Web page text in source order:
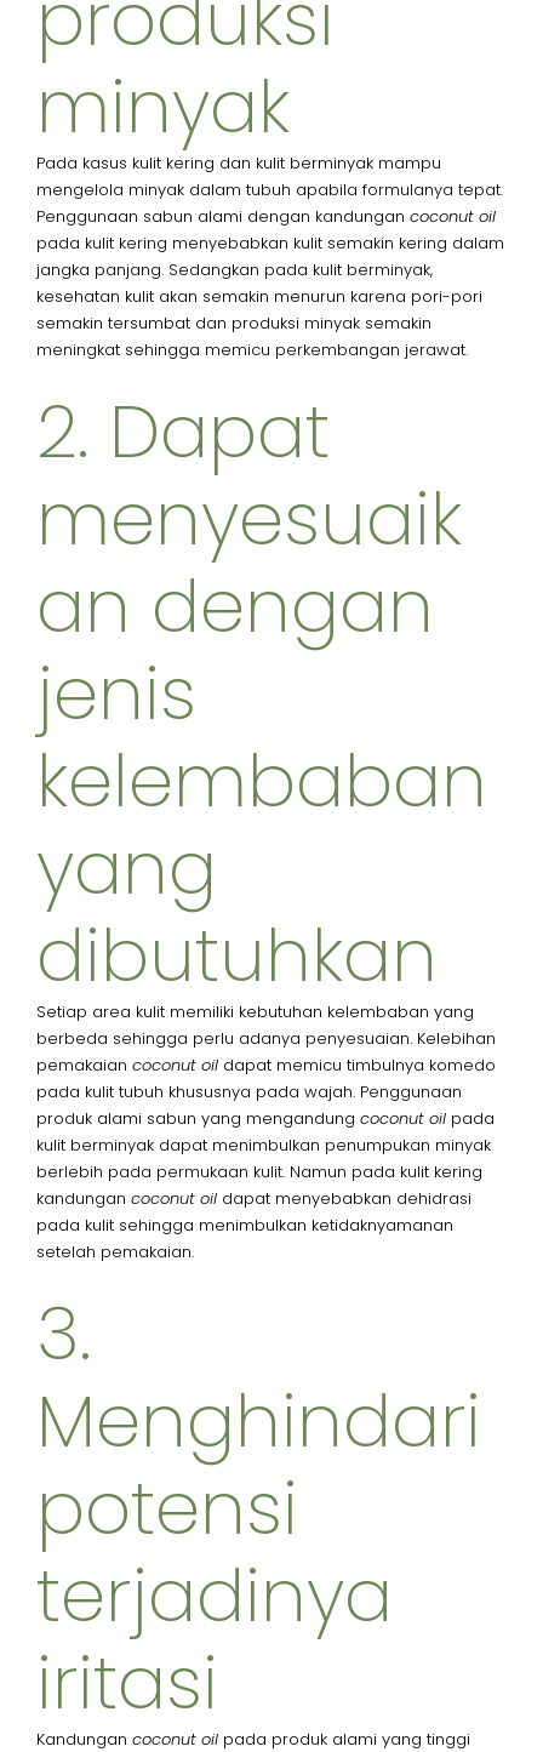
minyak​
Pada kasus kulit kering dan kulit berminyak mampu
mengelola minyak dalam tubuh apabila formulanya tepat.
Penggunaan sabun alami dengan kandungan coconut oil
pada kulit kering menyebabkan kulit semakin kering dalam
jangka panjang. Sedangkan pada kulit berminyak,
kesehatan kulit akan semakin menurun karena pori-pori
semakin tersumbat dan produksi minyak semakin
meningkat sehingga memicu perkembangan jerawat.
2. Dapat
menyesuaik
an dengan
jenis
kelembaban
yang
dibutuhkan​
Setiap area kulit memiliki kebutuhan kelembaban yang
berbeda sehingga perlu adanya penyesuaian. Kelebihan
pemakaian coconut oil dapat memicu timbulnya komedo
pada kulit tubuh khususnya pada wajah. Penggunaan
produk alami sabun yang mengandung coconut oil pada
kulit berminyak dapat menimbulkan penumpukan minyak
berlebih pada permukaan kulit. Namun pada kulit kering
kandungan coconut oil dapat menyebabkan dehidrasi
pada kulit sehingga menimbulkan ketidaknyamanan
setelah pemakaian.
3.
Menghindari
potensi
terjadinya
iritasi​
Kandungan coconut oil pada produk alami yang tinggi